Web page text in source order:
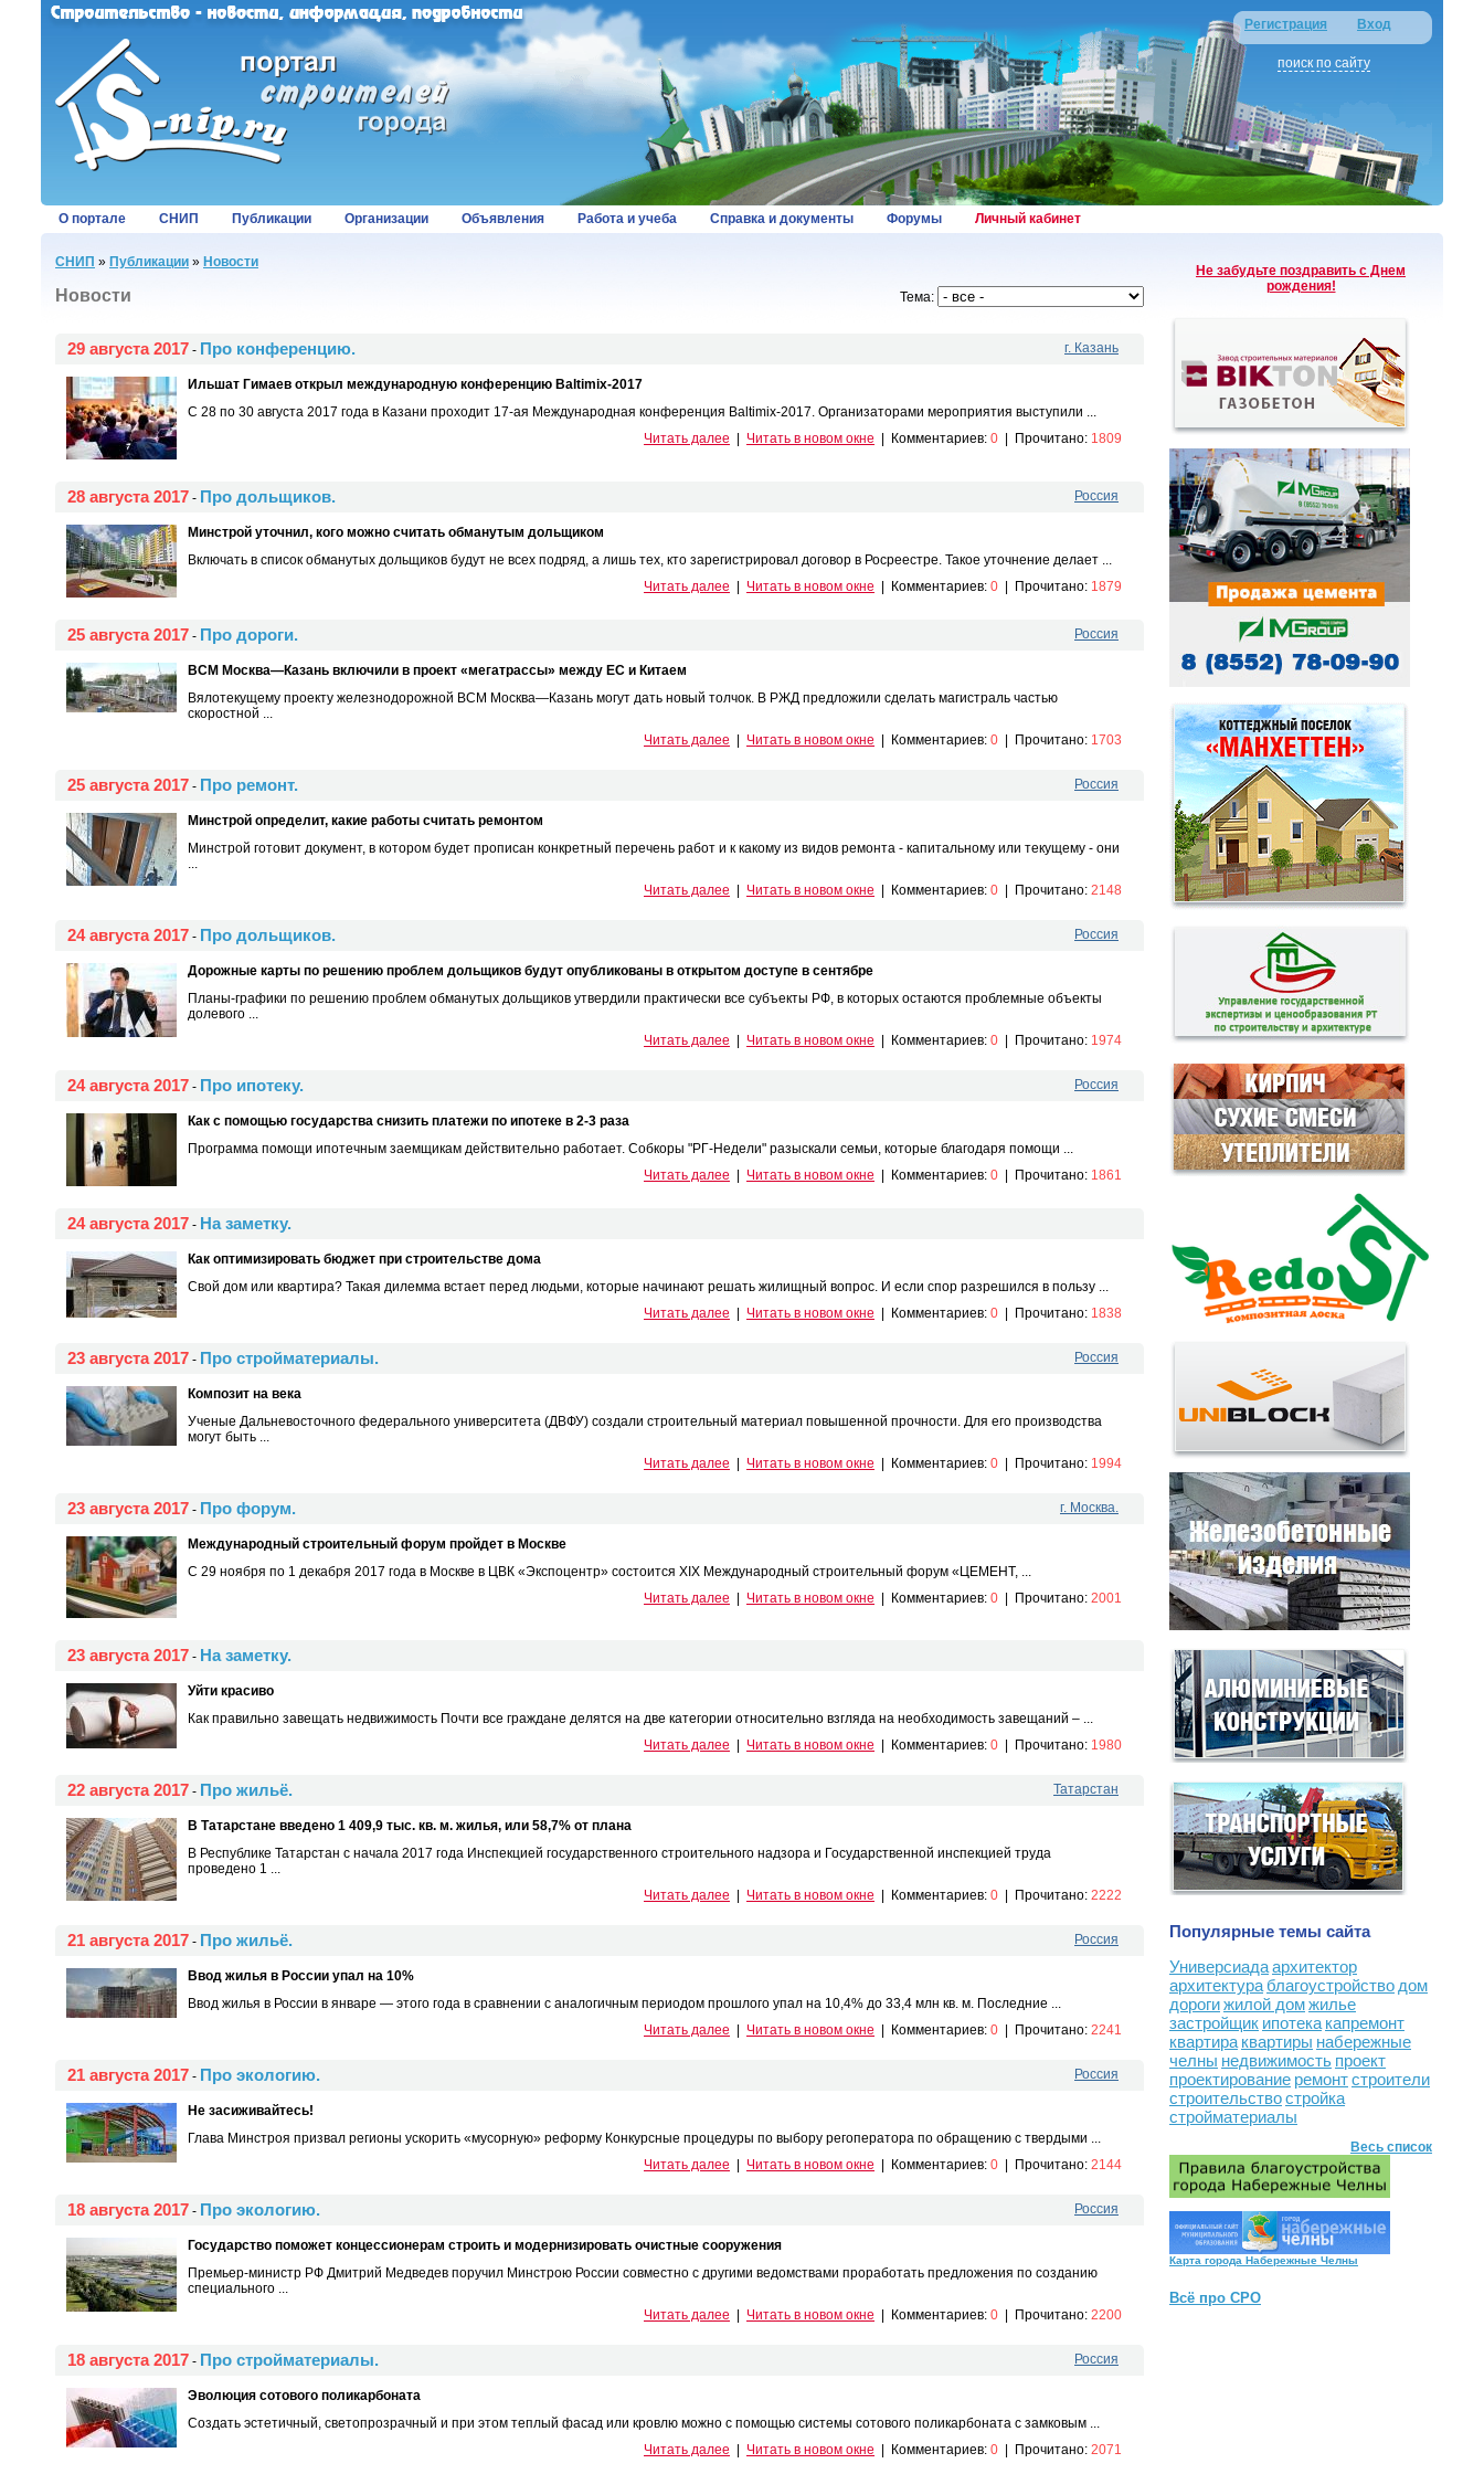
Регистрация Вход
поиск по сайту
О портале СНИП Публикации Организации Объявления Работа и учеба Справка и документы Форумы Личный кабинет
СНИП » Публикации » Новости
Новости Тема:
29 августа 2017 - Про конференцию. г. Казань
Ильшат Гимаев открыл международную конференцию Baltimix-2017
С 28 по 30 августа 2017 года в Казани проходит 17-ая Международная конференция Baltimix-2017. Организаторами мероприятия выступили ...
Читать далее
Читать в новом окне Комментариев: 0 Прочитано: 1809
28 августа 2017 - Про дольщиков. Россия
Минстрой уточнил, кого можно считать обманутым дольщиком
Включать в список обманутых дольщиков будут не всех подряд, а лишь тех, кто зарегистрировал договор в Росреестре. Такое уточнение делает ...
Читать далее
Читать в новом окне Комментариев: 0 Прочитано: 1879
25 августа 2017 - Про дороги. Россия
ВСМ Москва—Казань включили в проект «мегатрассы» между ЕС и Китаем
Вялотекущему проекту железнодорожной ВСМ Москва—Казань могут дать новый толчок. В РЖД предложили сделать магистраль частью
скоростной ...
Читать далее
Читать в новом окне Комментариев: 0 Прочитано: 1703
25 августа 2017 - Про ремонт. Россия
Минстрой определит, какие работы считать ремонтом
Минстрой готовит документ, в котором будет прописан конкретный перечень работ и к какому из видов ремонта - капитальному или текущему - они
...
Читать далее
Читать в новом окне Комментариев: 0 Прочитано: 2148
24 августа 2017 - Про дольщиков. Россия
Дорожные карты по решению проблем дольщиков будут опубликованы в открытом доступе в сентябре
Планы-графики по решению проблем обманутых дольщиков утвердили практически все субъекты РФ, в которых остаются проблемные объекты
долевого ...
Читать далее
Читать в новом окне Комментариев: 0 Прочитано: 1974
24 августа 2017 - Про ипотеку. Россия
Как с помощью государства снизить платежи по ипотеке в 2-3 раза
Программа помощи ипотечным заемщикам действительно работает. Собкоры "РГ-Недели" разыскали семьи, которые благодаря помощи ...
Читать далее
Читать в новом окне Комментариев: 0 Прочитано: 1861
24 августа 2017 - На заметку.
Как оптимизировать бюджет при строительстве дома
Свой дом или квартира? Такая дилемма встает перед людьми, которые начинают решать жилищный вопрос. И если спор разрешился в пользу ...
Читать далее
Читать в новом окне Комментариев: 0 Прочитано: 1838
23 августа 2017 - Про стройматериалы. Россия
Композит на века
Ученые Дальневосточного федерального университета (ДВФУ) создали строительный материал повышенной прочности. Для его производства
могут быть ...
Читать далее
Читать в новом окне Комментариев: 0 Прочитано: 1994
23 августа 2017 - Про форум. г. Москва.
Международный строительный форум пройдет в Москве
С 29 ноября по 1 декабря 2017 года в Москве в ЦВК «Экспоцентр» состоится XIX Международный строительный форум «ЦЕМЕНТ, ...
Читать далее
Читать в новом окне Комментариев: 0 Прочитано: 2001
23 августа 2017 - На заметку.
Уйти красиво
Как правильно завещать недвижимость Почти все граждане делятся на две категории относительно взгляда на необходимость завещаний – ...
Читать далее
Читать в новом окне Комментариев: 0 Прочитано: 1980
22 августа 2017 - Про жильё. Татарстан
В Татарстане введено 1 409,9 тыс. кв. м. жилья, или 58,7% от плана
В Республике Татарстан с начала 2017 года Инспекцией государственного строительного надзора и Государственной инспекцией труда
проведено 1 ...
Читать далее
Читать в новом окне Комментариев: 0 Прочитано: 2222
21 августа 2017 - Про жильё. Россия
Ввод жилья в России упал на 10%
Ввод жилья в России в январе — этого года в сравнении с аналогичным периодом прошлого упал на 10,4% до 33,4 млн кв. м. Последние ...
Читать далее
Читать в новом окне Комментариев: 0 Прочитано: 2241
21 августа 2017 - Про экологию. Россия
Не засиживайтесь!
Глава Минстроя призвал регионы ускорить «мусорную» реформу Конкурсные процедуры по выбору регоператора по обращению с твердыми ...
Читать далее
Читать в новом окне Комментариев: 0 Прочитано: 2144
18 августа 2017 - Про экологию. Россия
Государство поможет концессионерам строить и модернизировать очистные сооружения
Премьер-министр РФ Дмитрий Медведев поручил Минстрою России совместно с другими ведомствами проработать предложения по созданию
специального ...
Читать далее
Читать в новом окне Комментариев: 0 Прочитано: 2200
18 августа 2017 - Про стройматериалы. Россия
Эволюция сотового поликарбоната
Создать эстетичный, светопрозрачный и при этом теплый фасад или кровлю можно с помощью системы сотового поликарбоната с замковым ...
Читать далее
Читать в новом окне Комментариев: 0 Прочитано: 2071
Не забудьте поздравить с Днем
рождения!
Популярные темы сайта
Универсиадаархитектор
архитектура благоустройство дом
дорогижилой домжилье
застройщик ипотека капремонт
квартира квартиры набережные
челны недвижимость проект
проектирование ремонтстроители
строительствостройка
стройматериалы
Весь список
Карта города Набережные Челны
Всё про СРО